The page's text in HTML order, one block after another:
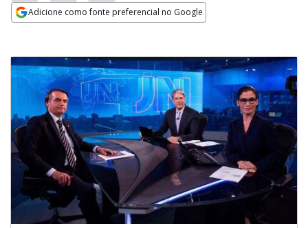
Adicione como fonte preferencial no Google